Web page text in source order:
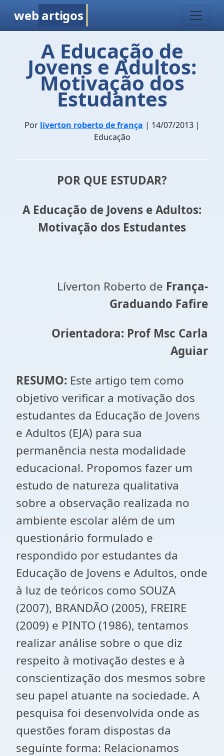
web artigos
A Educação de
Jovens e Adultos:
Motivação dos
Estudantes
Por liverton roberto de frança | 14/07/2013 |
Educação
POR QUE ESTUDAR?
A Educação de Jovens e Adultos:
Motivação dos Estudantes
Líverton Roberto de França-
Graduando Fafire
Orientadora: Prof Msc Carla
Aguiar
RESUMO: Este artigo tem como
objetivo verificar a motivação dos
estudantes da Educação de Jovens
e Adultos (EJA) para sua
permanência nesta modalidade
educacional. Propomos fazer um
estudo de natureza qualitativa
sobre a observação realizada no
ambiente escolar além de um
questionário formulado e
respondido por estudantes da
Educação de Jovens e Adultos, onde
à luz de teóricos como SOUZA
(2007), BRANDÃO (2005), FREIRE
(2009) e PINTO (1986), tentamos
realizar análise sobre o que diz
respeito à motivação destes e à
conscientização dos mesmos sobre
seu papel atuante na sociedade. A
pesquisa foi desenvolvida onde as
questões foram dispostas da
seguinte forma: Relacionamos